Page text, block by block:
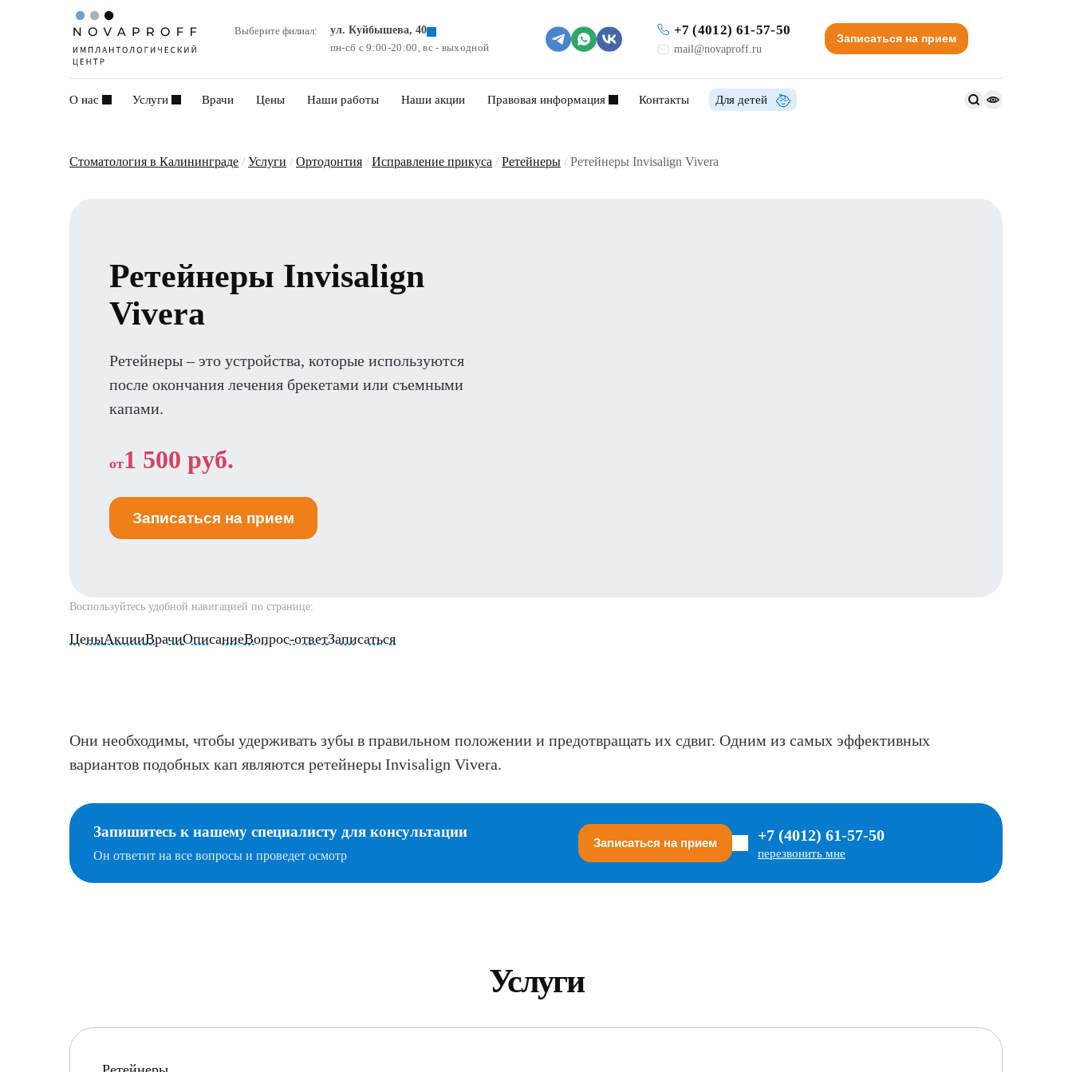
Выберите филиал:
ул. Куйбышева, 40
пн-сб с 9:00-20:00, вс - выходной
+7 (4012) 61-57-50
mail@novaproff.ru
Записаться на прием
О нас Услуги Врачи Цены Наши работы Наши акции Правовая информация Контакты Для детей
Стоматология в Калининграде / Услуги / Ортодонтия / Исправление прикуса / Ретейнеры / Ретейнеры Invisalign Vivera
Ретейнеры Invisalign
Vivera
Ретейнеры – это устройства, которые используются
после окончания лечения брекетами или съемными
капами.
от1 500 руб.
Записаться на прием
Воспользуйтесь удобной навигацией по странице:
ЦеныАкцииВрачиОписаниеВопрос-ответЗаписаться
Они необходимы, чтобы удерживать зубы в правильном положении и предотвращать их сдвиг. Одним из самых эффективных
вариантов подобных кап являются ретейнеры Invisalign Vivera.
Запишитесь к нашему специалисту для консультации
Он ответит на все вопросы и проведет осмотр
Записаться на прием +7 (4012) 61-57-50
перезвонить мне
Услуги